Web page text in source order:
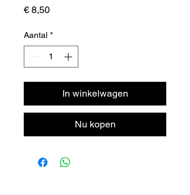
€ 8,50Prijs
Aantal *
In winkelwagen
Nu kopen